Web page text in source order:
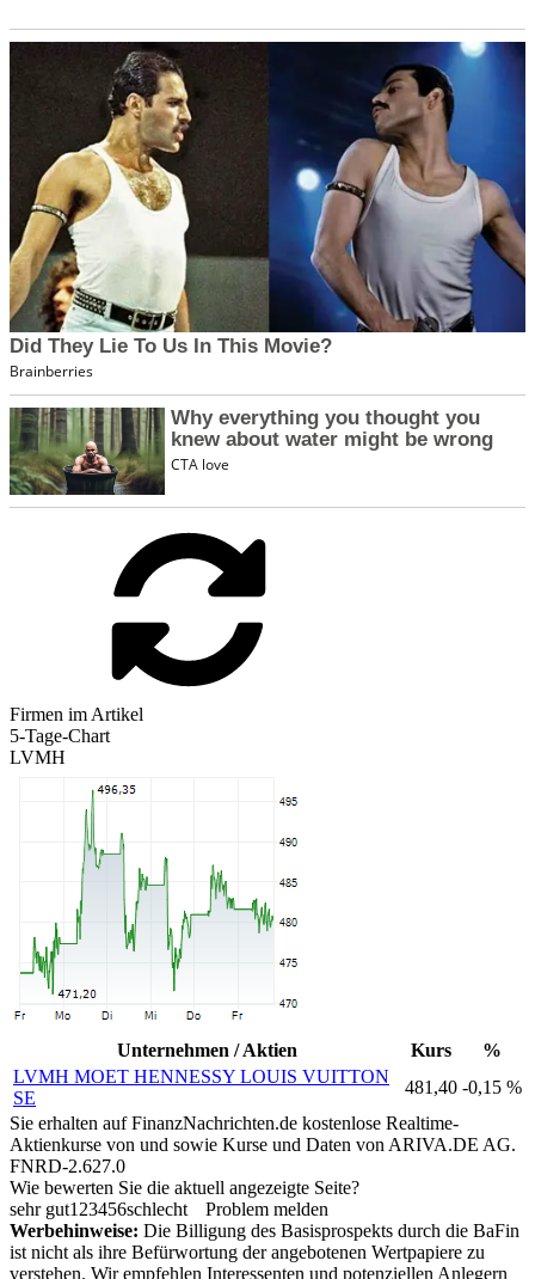
Firmen im Artikel
5-Tage-Chart
LVMH
Unternehmen / Aktien Kurs
%
LVMH MOET HENNESSY LOUIS VUITTON
SE
481,40 -0,15 %
Sie erhalten auf FinanzNachrichten.de kostenlose Realtime-
Aktienkurse von und sowie Kurse und Daten von ARIVA.DE AG.
FNRD-2.627.0
Wie bewerten Sie die aktuell angezeigte Seite?
sehr gut1 23456schlecht
Problem melden
Werbehinweise: Die Billigung des Basisprospekts durch die BaFin
ist nicht als ihre Befürwortung der angebotenen Wertpapiere zu
verstehen. Wir empfehlen Interessenten und potenziellen Anlegern